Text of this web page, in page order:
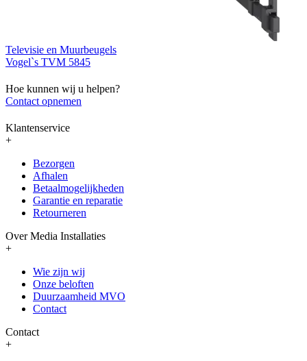
Televisie en Muurbeugels
Vogel`s TVM 5845
Hoe kunnen wij u helpen?
Contact opnemen
Klantenservice
+
Bezorgen
Afhalen
Betaalmogelijkheden
Garantie en reparatie
Retourneren
Over Media Installaties
+
Wie zijn wij
Onze beloften
Duurzaamheid MVO
Contact
Contact
+